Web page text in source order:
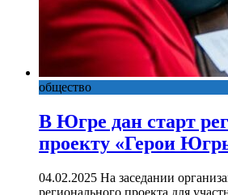
общество
В Югре дан старт
проекту «Герои
04.02.2025 На заседании